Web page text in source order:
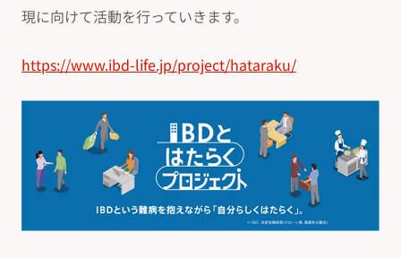
現に向けて活動を行っていきます。
https://www.ibd-life.jp/project/hataraku/